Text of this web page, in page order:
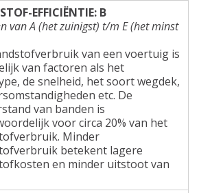
EFFICIËNTIE: B
van A (het zuinigst) t/m E (het minst
van een voertuig is
van factoren als het
de snelheid, het soort wegdek,
etc. De
van banden is
voor circa 20% van het
Minder
betekent lagere
en minder uitstoot van